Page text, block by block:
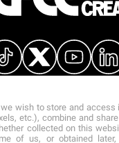
we wish to store and access
etc.), combine and
collected on this
of us, or obtained